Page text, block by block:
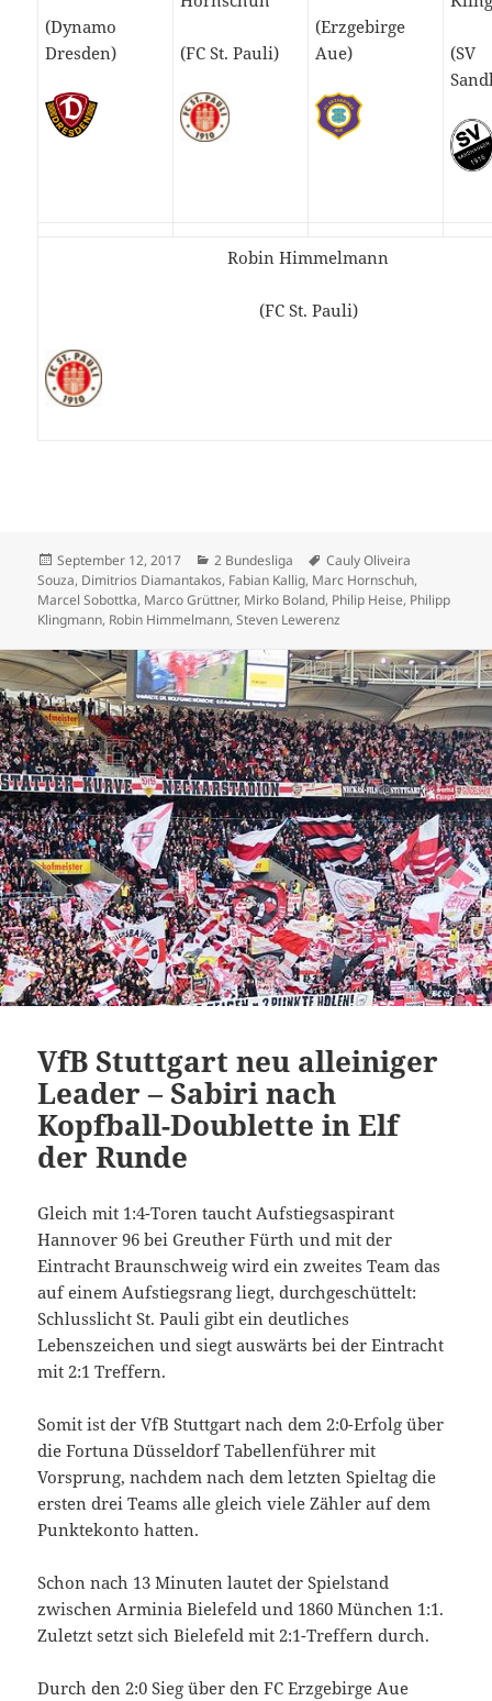
(Dynamo
Dresden)
(FC St. Pauli)
(Erzgebirge
Aue)
(SV
Robin Himmelmann
(FC St. Pauli)
Veröffentlicht
am
September 12, 2017 Kategorien
2 Bundesliga Schlagwörter
Cauly Oliveira
Souza, Dimitrios Diamantakos, Fabian Kallig, Marc Hornschuh,
Marcel Sobottka, Marco Grüttner, Mirko Boland, Philip Heise, Philipp
Klingmann, Robin Himmelmann,Steven Lewerenz
VfB Stuttgart neu alleiniger
Leader – Sabiri nach
Kopfball-Doublette in Elf
der Runde
Gleich mit 1:4-Toren taucht Aufstiegsaspirant
Hannover 96 bei Greuther Fürth und mit der
Eintracht Braunschweig wird ein zweites Team das
auf einem Aufstiegsrang liegt, durchgeschüttelt:
Schlusslicht St. Pauli gibt ein deutliches
Lebenszeichen und siegt auswärts bei der Eintracht
mit 2:1 Treffern.
Somit ist der VfB Stuttgart nach dem 2:0-Erfolg über
die Fortuna Düsseldorf Tabellenführer mit
Vorsprung, nachdem nach dem letzten Spieltag die
ersten drei Teams alle gleich viele Zähler auf dem
Punktekonto hatten.
Schon nach 13 Minuten lautet der Spielstand
zwischen Arminia Bielefeld und 1860 München 1:1.
Zuletzt setzt sich Bielefeld mit 2:1-Treffern durch.
Durch den 2:0 Sieg über den FC Erzgebirge Aue